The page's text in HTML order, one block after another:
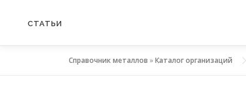
СТАТЬИ
Справочник металлов »Каталог организаций